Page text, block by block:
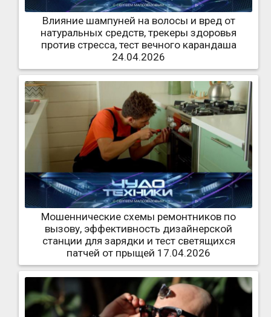
Влияние шампуней на волосы и вред от
натуральных средств, трекеры здоровья
против стресса, тест вечного карандаша
24.04.2026
Мошеннические схемы ремонтников по
вызову, эффективность дизайнерской
станции для зарядки и тест светящихся
патчей от прыщей 17.04.2026